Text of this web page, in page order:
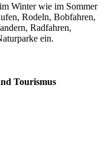
Winter wie im Sommer
Rodeln, Bobfahren,
Radfahren,
ein.
Tourismus